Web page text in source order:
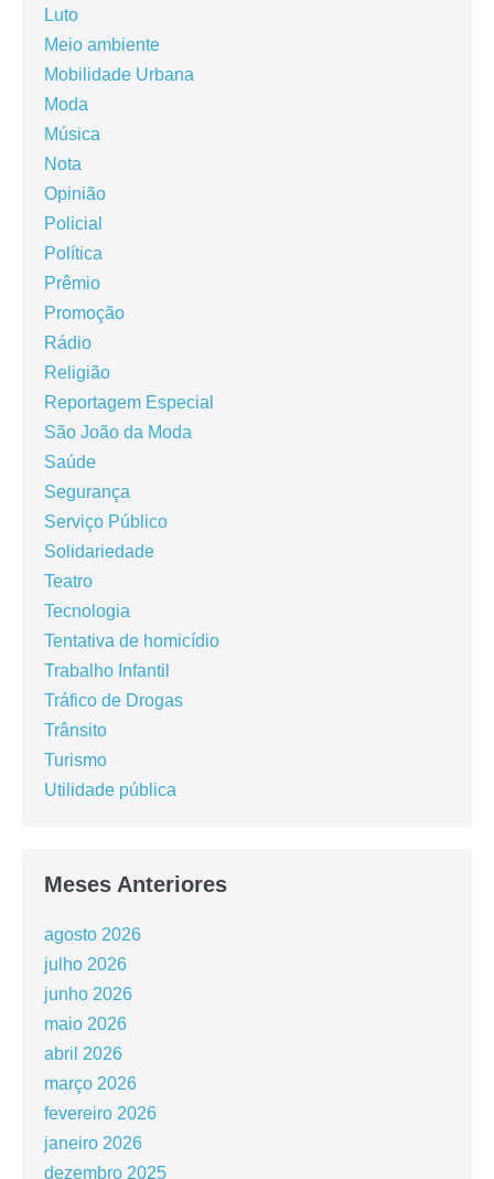
Luto
Meio ambiente
Mobilidade Urbana
Moda
Música
Nota
Opinião
Policial
Política
Prêmio
Promoção
Rádio
Religião
Reportagem Especial
São João da Moda
Saúde
Segurança
Serviço Público
Solidariedade
Teatro
Tecnologia
Tentativa de homicídio
Trabalho Infantil
Tráfico de Drogas
Trânsito
Turismo
Utilidade pública
Meses Anteriores
agosto 2026
julho 2026
junho 2026
maio 2026
abril 2026
março 2026
fevereiro 2026
janeiro 2026
dezembro 2025